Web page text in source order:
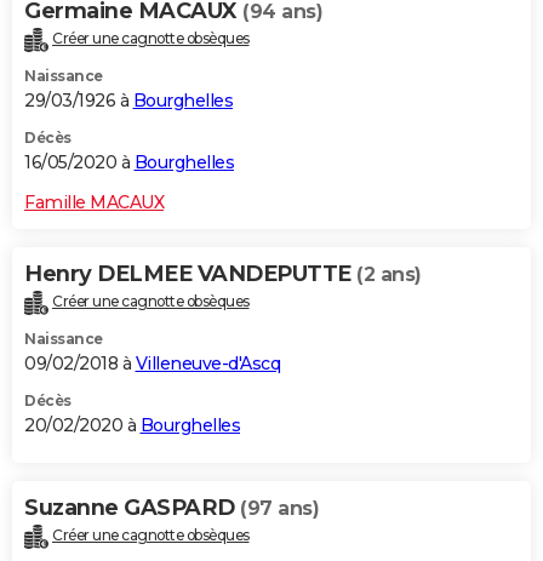
Germaine MACAUX (94 ans)
Créer une cagnotte obsèques
Naissance
29/03/1926 à Bourghelles
Décès
16/05/2020 à Bourghelles
Famille MACAUX
Henry DELMEE VANDEPUTTE (2 ans)
Créer une cagnotte obsèques
Naissance
09/02/2018 à Villeneuve-d'Ascq
Décès
20/02/2020 à Bourghelles
Suzanne GASPARD (97 ans)
Créer une cagnotte obsèques